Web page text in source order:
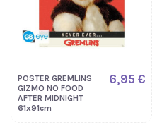
POSTER GREMLINS
GIZMO NO FOOD
AFTER MIDNIGHT
61x91cm
6,95 €